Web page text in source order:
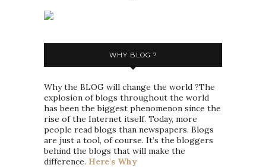
WHY BLOG ?
Why the BLOG will change the world ?The
explosion of blogs throughout the world
has been the biggest phenomenon since the
rise of the Internet itself. Today, more
people read blogs than newspapers. Blogs
are just a tool, of course. It’s the bloggers
behind the blogs that will make the
difference. Here's Why